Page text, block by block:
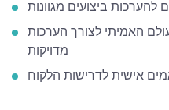
להערכות ביצועים מגוונות
האמיתי לצורך הערכות
מדויקות
אישית לדרישות הלקוח